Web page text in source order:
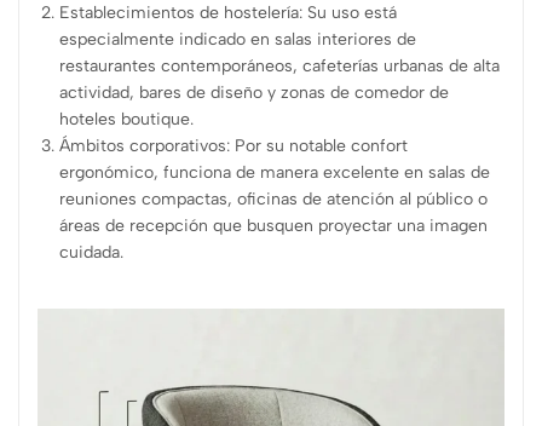
Establecimientos de hostelería: Su uso está
especialmente indicado en salas interiores de
restaurantes contemporáneos, cafeterías urbanas de alta
actividad, bares de diseño y zonas de comedor de
hoteles boutique.
Ámbitos corporativos: Por su notable confort
ergonómico, funciona de manera excelente en salas de
reuniones compactas, oficinas de atención al público o
áreas de recepción que busquen proyectar una imagen
cuidada.